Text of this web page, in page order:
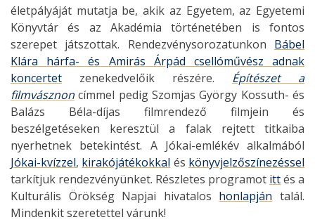
életpályáját mutatja be, akik az Egyetem, az Egyetemi
Könyvtár és az Akadémia történetében is fontos
szerepet játszottak. Rendezvénysorozatunkon Bábel
Klára hárfa- és Amirás Árpád csellóművész adnak
koncertet zenekedvelőik részére. Építészet a
filmvásznon címmel pedig Szomjas György Kossuth- és
Balázs Béla-díjas filmrendező filmjein és
beszélgetéseken keresztül a falak rejtett titkaiba
nyerhetnek betekintést. A Jókai-emlékév alkalmából
Jókai-kvízzel, kirakójátékokkal és könyvjelzőszínezéssel
tarkítjuk rendezvényünket. Részletes programot ittés a
Kulturális Örökség Napjai hivatalos honlapján talál.
Mindenkit szeretettel várunk!